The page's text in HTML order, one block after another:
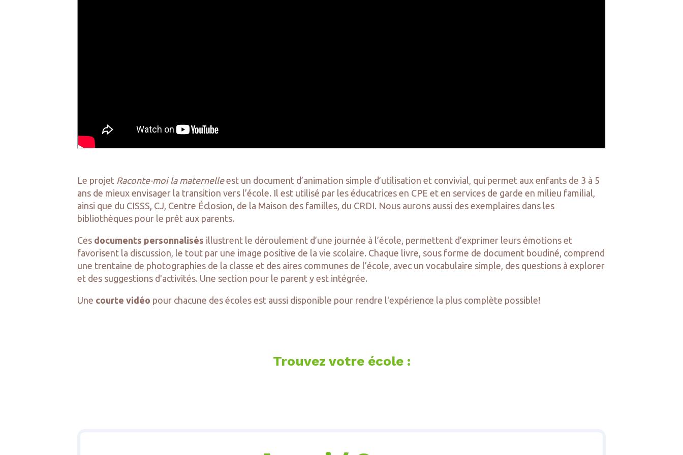
Le projet Raconte-moi la maternelleest un document d’animation simple d’utilisation et convivial, qui permet aux enfants de 3 à 5
ans de mieux envisager la transition vers l’école. Il est utilisé par les éducatrices en CPE et en services de garde en milieu familial,
ainsi que du CISSS, CJ, Centre Éclosion, de la Maison des familles, du CRDI. Nous aurons aussi des exemplaires dans les
bibliothèques pour le prêt aux parents.
Ces documents personnalisés illustrent le déroulement d’une journée à l’école, permettent d’exprimer leurs émotions et
favorisent la discussion, le tout par une image positive de la vie scolaire. Chaque livre, sous forme de document boudiné, comprend
une trentaine de photographies de la classe et des aires communes de l’école, avec un vocabulaire simple, des questions à explorer
et des suggestions d'activités. Une section pour le parent y est intégrée.
Une courte vidéo pour chacune des écoles est aussi disponible pour rendre l'expérience la plus complète possible!
Trouvez votre école :